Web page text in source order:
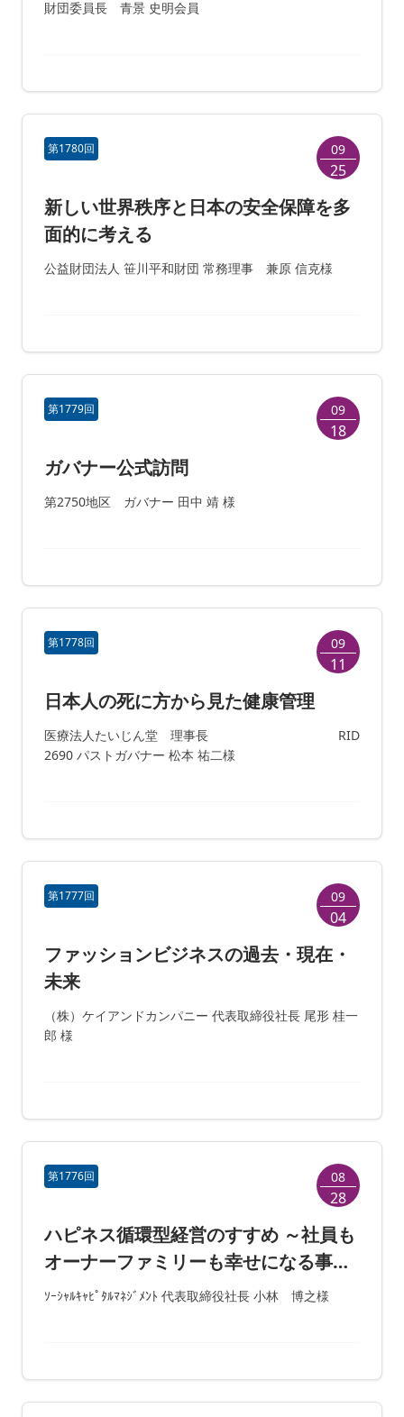
財団委員長 青景 史明会員
第1780回 09
25
新しい世界秩序と日本の安全保障を多
面的に考える
公益財団法人 笹川平和財団 常務理事 兼原 信克様
第1779回 09
18
ガバナー公式訪問
第2750地区 ガバナー 田中 靖 様
第1778回 09
11
日本人の死に方から見た健康管理
医療法人たいじん堂 理事長 RID
2690 パストガバナー 松本 祐二様
第1777回 09
04
ファッションビジネスの過去・現在・
未来
（株）ケイアンドカンパニー 代表取締役社長 尾形 桂一
郎 様
第1776回 08
28
ハピネス循環型経営のすすめ ～社員も
オーナーファミリーも幸せになる事業
承継 ～幸せが循環する会社作り
ｿｰｼｬﾙｷｬﾋﾟﾀﾙﾏﾈｼﾞﾒﾝﾄ 代表取締役社長 小林 博之様